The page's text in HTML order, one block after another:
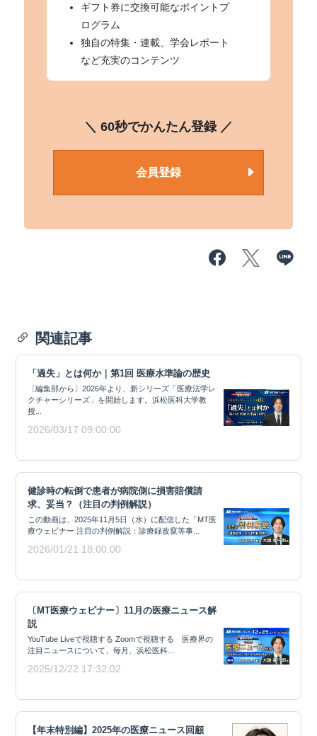
ギフト券に交換可能なポイントプ
ログラム
独自の特集・連載、学会レポート
など充実のコンテンツ
＼ 60秒でかんたん登録 ／
会員登録
関連記事
「過失」とは何か｜第1回 医療水準論の歴史
〔編集部から〕2026年より、新シリーズ「医療法学レ
クチャーシリーズ」を開始します。浜松医科大学教
授...
2026/03/17 09:00:00
健診時の転倒で患者が病院側に損害賠償請
求、妥当？（注目の判例解説）
この動画は、2025年11月5日（水）に配信した「MT医
療ウェビナー 注目の判例解説：診療録改竄等事...
2026/01/21 18:00:00
〔MT医療ウェビナー〕11月の医療ニュース解
説
YouTube Liveで視聴する Zoomで視聴する 医療界の
注目ニュースについて、毎月、浜松医科...
2025/12/22 17:32:02
【年末特別編】2025年の医療ニュース回顧